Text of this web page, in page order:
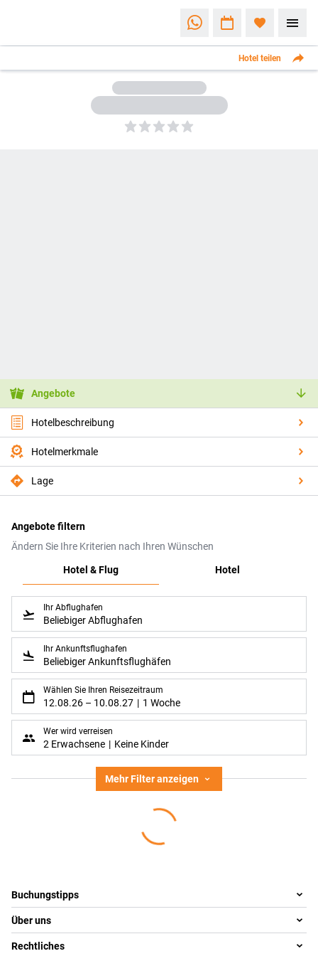
Hotel teilen
5
Angebote
Hotelbeschreibung
Hotelmerkmale
Lage
Angebote filtern
Ändern Sie Ihre Kriterien nach Ihren Wünschen
Hotel & Flug
Hotel
Ihr Abflughafen
Beliebiger Abflughafen
Ihr Ankunftsflughafen
Beliebiger Ankunftsflughäfen
Wählen Sie Ihren Reisezeitraum
12.08.26 – 10.08.27 1 Woche
Wer wird verreisen
2 Erwachsene Keine Kinder
Mehr Filter anzeigen
Footer navigation
Buchungstipps
Warum im Reisebüro buchen
Reisewelten
Über uns
Team
Rechtliches